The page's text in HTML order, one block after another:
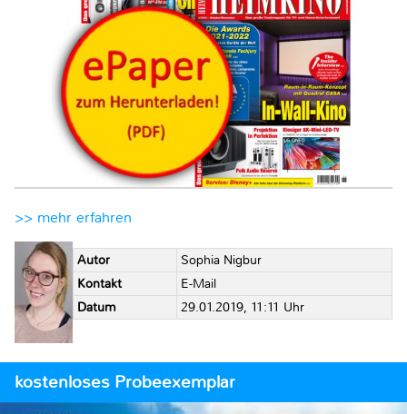
>> mehr erfahren
Autor
Sophia Nigbur
Kontakt
E-Mail
Datum
29.01.2019, 11:11 Uhr
kostenloses Probeexemplar